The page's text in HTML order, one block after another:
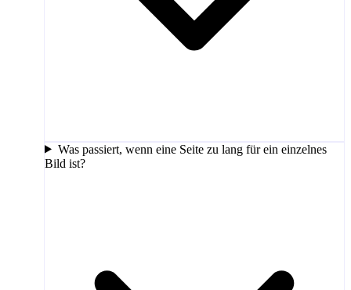
Was passiert, wenn eine Seite zu lang für ein einzelnes
Bild ist?